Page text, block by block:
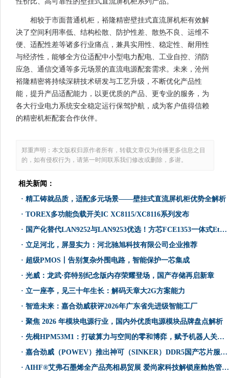
相较于市面普通机柜，裕隆精密壁挂式直流屏机柜有效解
决了空间利用率低、结构松散、防护性差、散热不良、运维不
便、适配性差等诸多行业痛点，兼具实用性、稳定性、耐用性
与经济性，能够全方位适配中小型电力配电、工业自控、消防
应急、通信交通等多元场景的直流电源配套需求。未来，沧州
裕隆精密将持续深耕技术研发与工艺升级，不断优化产品性
能，提升产品适配能力，以更优质的产品、更专业的服务，为
各大行业电力系统安全稳定运行保驾护航，成为客户值得信赖
的精密机柜配套合作伙伴。
郑重声明：本文版权归原作者所有，转载文章仅为传播更多信息之目
的，如有侵权行为，请第一时间联系我们修改或删除，多谢。
相关新闻：
· 精工铸就品质，适配多元场景——壁挂式直流屏机柜优势全解析
· TOREX多功能负载开关IC XC8115/XC8116系列发布
· 国产化替代LAN9252与LAN9253优选！方芯FCE1353一体式EtherCAT IO模块方案详解
· 立足河北，屏显实力：河北驰旭科技有限公司企业推荐
· 超级PMOS丨告别复杂外围电路，智能保护一芯集成
· 光威：龙武·弈特别纪念版内存荣耀登场，国产存储再启新章
· 立一座亭，见三十年生长：解码天章大2G方案能力
· 智造未来：嘉合劲威获评2026年广东省先进级智能工厂
· 聚焦 2026 年模块电源行业，国内外优质电源模块品牌盘点解析
· 先楫HPM53M1：打破算力与空间的零和博弈，赋予机器人关节极致动力
· 嘉合劲威（POWEV）推出神可（SINKER）DDR5国产芯片服务器内存
· AIHF®️艾弗石墨烯全产品亮相易贸展 爱尚家科技解锁座舱热管理新范式